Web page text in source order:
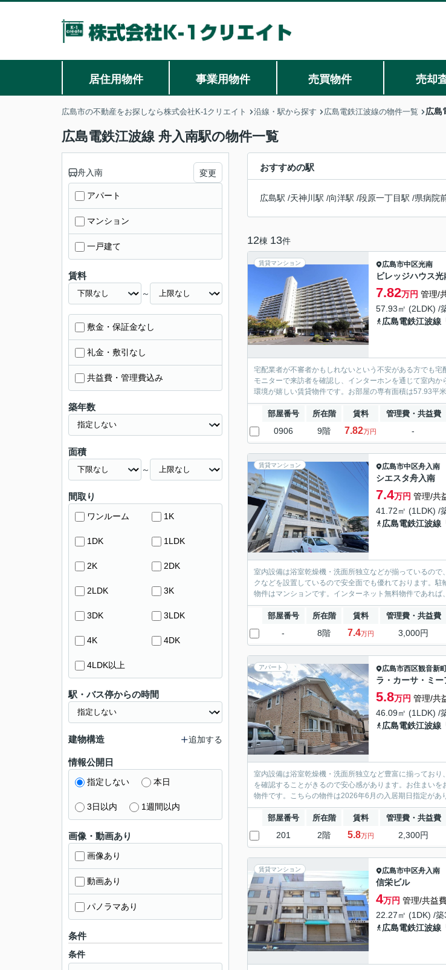
居住用物件 事業用物件 売買物件 売却
広島市の不動産をお探しなら株式会社K-1クリエイト 沿線・駅から探す 広島電鉄江波線の物件一覧 広島
広島電鉄江波線 舟入南駅の物件一覧
おすすめの駅
広島駅 /天神川駅 /向洋駅 /段原一丁目駅 /県病院
12棟 13件
賃貸マンション 広島市中区光南
ビレッジハウス
7.82万円 管理/
57.93㎡ (2LDK) /
広島電鉄江波線
宅配業者が不審者かもしれないという不安がある方でも
モニターで来訪者を確認し、インターホンを通じて室内
環境が嬉しい賃貸物件です。お部屋の専有面積は57.93平
部屋番号 所在階 賃料 管理費・共益費
0906 9階 7.82万円 -
賃貸マンション 広島市中区舟入南
シエスタ舟入南
7.4万円 管理/共
41.72㎡ (1LDK) /
広島電鉄江波線
室内設備は浴室乾燥機・洗面所独立などが揃っているの
クなどを設置しているので安全面でも優れております。
物件はマンションです。インターネット無料物件であれ
部屋番号 所在階 賃料 管理費・共益費
- 8階 7.4万円 3,000円
アパート 広島市西区観音新
ラ・カーサ・ミー
5.8万円 管理/共
46.09㎡ (1LDK) /
広島電鉄江波線
室内設備は浴室乾燥機・洗面所独立など豊富に揃ってお
を確認することがきるので安心感があります。お住まい
物件です。こちらの物件は2026年6月の入居期日指定が
部屋番号 所在階 賃料 管理費・共益費
201 2階 5.8万円 2,300円
賃貸マンション 広島市中区舟入南
信栄ビル
4万円 管理/共益
22.27㎡ (1DK) /
広島電鉄江波線
舟入南 変更
アパート
マンション
一戸建て
賃料
～
敷金・保証金なし
礼金・敷引なし
共益費・管理費込み
築年数
面積
～
間取り
ワンルーム 1K
1DK 1LDK
2K 2DK
2LDK 3K
3DK 3LDK
4K 4DK
4LDK以上
駅・バス停からの時間
建物構造 追加する
情報公開日
指定しない 本日
3日以内 1週間以内
画像・動画あり
画像あり
動画あり
パノラマあり
条件
条件